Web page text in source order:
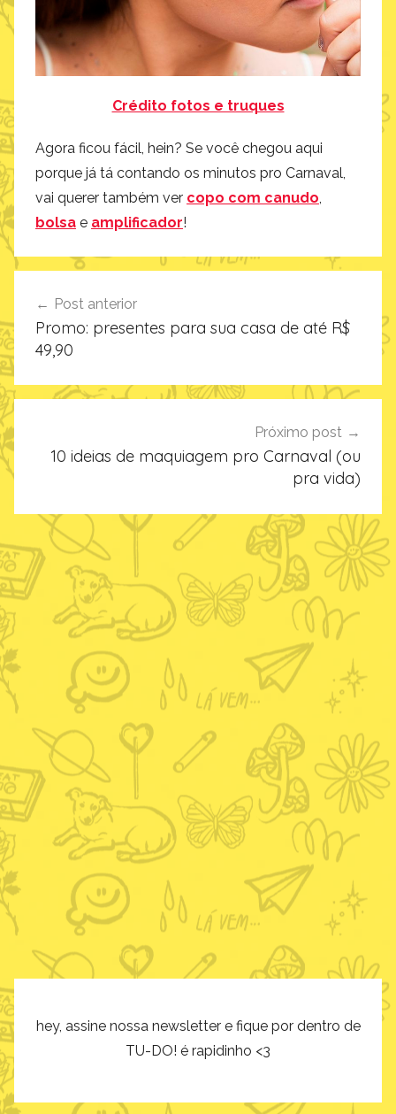
Crédito fotos e truques
Agora ficou fácil, hein? Se você chegou aqui
porque já tá contando os minutos pro Carnaval,
vai querer também ver copo com canudo
bolsa e amplificador!
de
Post
Post anterior
Promo: presentes para sua casa de até R$
49,90
Próximo post
10 ideias de maquiagem pro Carnaval (ou
pra vida)
hey, assine nossa newsletter e fique por dentro de
TU-DO! é rapidinho <3